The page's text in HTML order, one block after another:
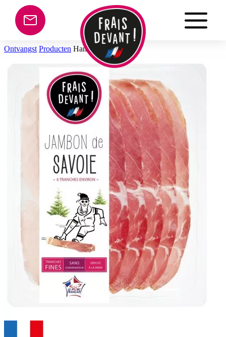
Cookies beheer paneel
Ontvangst Producten Ham uit de Savoie